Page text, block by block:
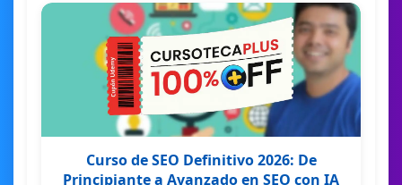
Curso de SEO Definitivo 2026: De
Principiante a Avanzado en SEO con IA